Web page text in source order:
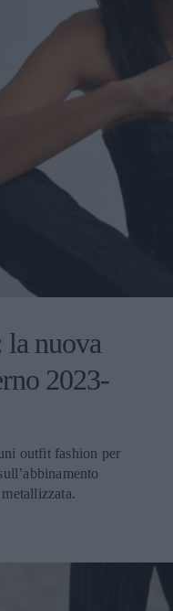
la nuova
2023-
outfit fashion per